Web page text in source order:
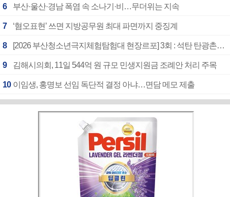
6 부산·울산·경남 폭염 속 소나기·비…무더위는 지속
7 ‘혐오표현’ 쓰면 지방공무원 최대 파면까지 중징계
8 [2026 부산청소년극지체험탐험대 현장르포] 3회 : 석탄 탄광촌에서 북극 연구의 중심지로
9 김해시의회, 11일 544억 원 규모 민생지원금 조례안 처리 주목
10 이임생, 홍명보 선임 독단적 결정 아냐…면담 메모 제출